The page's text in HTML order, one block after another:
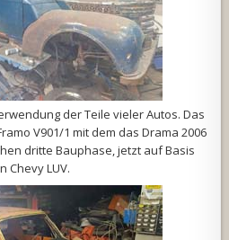
der Teile vieler Autos. Das
V901/1 mit dem das Drama 2006
dritte Bauphase, jetzt auf Basis
Chevy LUV.